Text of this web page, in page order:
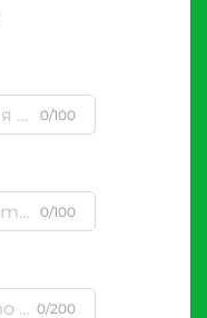
0/100
0/100
0/200